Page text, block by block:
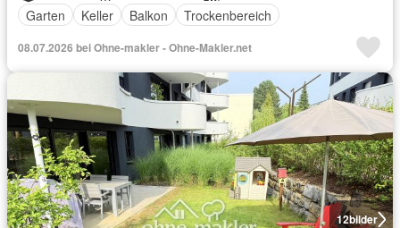
Garten
Keller Balkon Trockenbereich
08.07.2026 bei Ohne-makler - Ohne-Makler.net
12bilder